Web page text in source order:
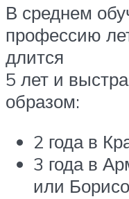
В среднем
профессию
длится
5 лет и
образом:
2 года в
3 года в
или